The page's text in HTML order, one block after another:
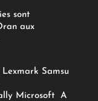
sont
aux
Lexmark Samsu
Microsoft
A